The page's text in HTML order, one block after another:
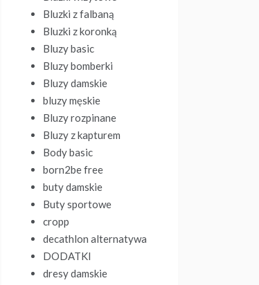
Bluzki z falbaną
Bluzki z koronką
Bluzy basic
Bluzy bomberki
Bluzy damskie
bluzy męskie
Bluzy rozpinane
Bluzy z kapturem
Body basic
born2be free
buty damskie
Buty sportowe
cropp
decathlon alternatywa
DODATKI
dresy damskie